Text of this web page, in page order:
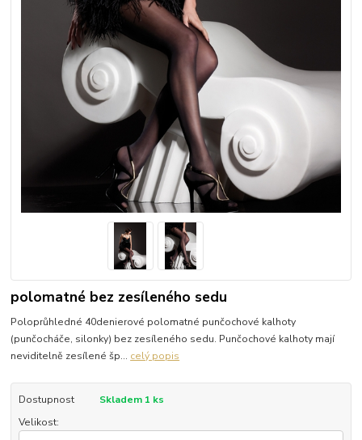
polomatné bez zesíleného sedu
Poloprůhledné 40denierové polomatné punčochové kalhoty
(punčocháče, silonky) bez zesíleného sedu. Punčochové kalhoty mají
neviditelně zesílené šp... celý popis
Dostupnost
Skladem 1 ks
Velikost: